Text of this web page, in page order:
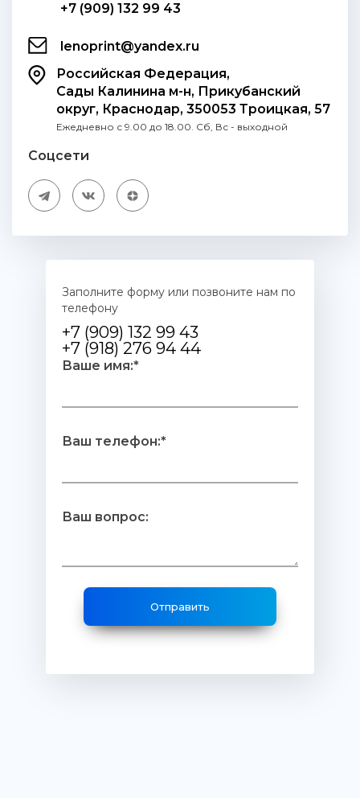
+7 (909) 132 99 43
lenoprint@yandex.ru
Российская Федерация,
Сады Калинина м-н, Прикубанский
округ, Краснодар, 350053 Троицкая, 57
Ежедневно с 9.00 до 18.00. Сб, Вс - выходной
Соцсети
Заполните форму или позвоните нам по
телефону
+7 (909) 132 99 43
+7 (918) 276 94 44
Ваше имя:*
Ваш телефон:*
Ваш вопрос: